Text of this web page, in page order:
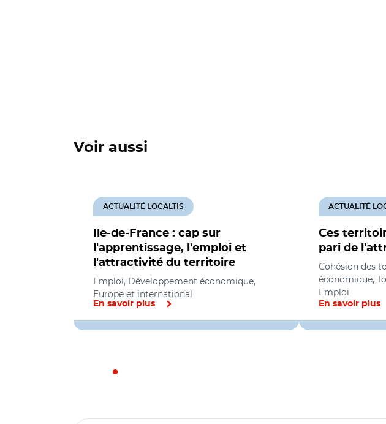
Voir aussi
Ile-de-France : cap sur
l'apprentissage, l'emploi et
l'attractivité du territoire
ACTUALITÉ LOCALTIS
Emploi, Développement économique,
Europe et international
En savoir plus
Ces
pari de
ACTUALITÉ
Cohésion des
économique,
Emploi
En savoir plus